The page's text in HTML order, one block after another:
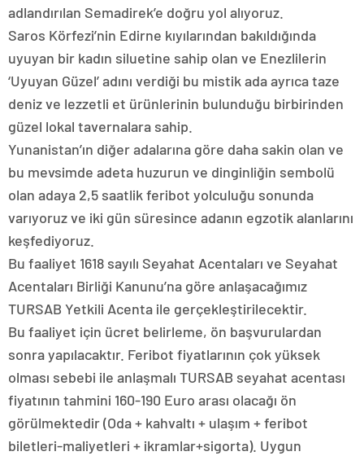
adlandırılan Semadirek’e doğru yol alıyoruz.
Saros Körfezi’nin Edirne kıyılarından bakıldığında
uyuyan bir kadın siluetine sahip olan ve Enezlilerin
‘Uyuyan Güzel’ adını verdiği bu mistik ada ayrıca taze
deniz ve lezzetli et ürünlerinin bulunduğu birbirinden
güzel lokal tavernalara sahip.
Yunanistan’ın diğer adalarına göre daha sakin olan ve
bu mevsimde adeta huzurun ve dinginliğin sembolü
olan adaya 2,5 saatlik feribot yolculuğu sonunda
varıyoruz ve iki gün süresince adanın egzotik alanlarını
keşfediyoruz.
Bu faaliyet 1618 sayılı Seyahat Acentaları ve Seyahat
Acentaları Birliği Kanunu’na göre anlaşacağımız
TURSAB Yetkili Acenta ile gerçekleştirilecektir.
Bu faaliyet için ücret belirleme, ön başvurulardan
sonra yapılacaktır. Feribot fiyatlarının çok yüksek
olması sebebi ile anlaşmalı TURSAB seyahat acentası
fiyatının tahmini 160-190 Euro arası olacağı ön
görülmektedir (Oda + kahvaltı + ulaşım + feribot
biletleri-maliyetleri + ikramlar+sigorta). Uygun